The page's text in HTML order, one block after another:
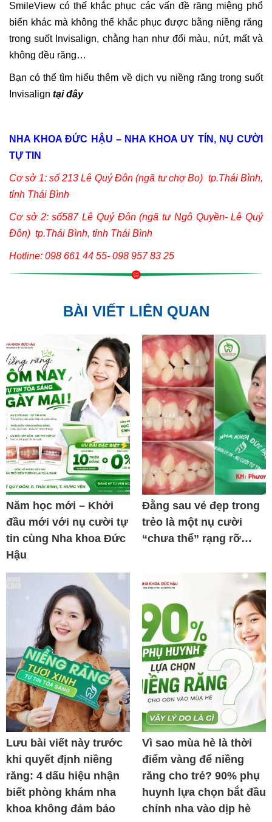
SmileView có thế khắc phục các vấn đề răng miệng phổ
biến khác mà không thể khắc phục được bằng niềng răng
trong suốt Invisalign, chằng hạn như đổi màu, nứt, mất và
không đều răng…
Bạn có thể tìm hiểu thêm về dịch vụ niềng răng trong suốt
Invisalign tại đây
NHA KHOA ĐỨC HẬU – NHA KHOA UY TÍN, NỤ CƯỜI
TỰ TIN
Cơ sở 1: số 213 Lê Quý Đôn (ngã tư chợ Bo) tp.Thái Bình,
tỉnh Thái Bình
Cơ sở 2: số587 Lê Quý Đôn (ngã tư Ngô Quyền- Lê Quý
Đôn) tp.Thái Bình, tỉnh Thái Bình
Hotline: 098 661 44 55- 098 957 83 25
BÀI VIẾT LIÊN QUAN
Năm học mới – Khởi
đầu mới với nụ cười tự
tin cùng Nha khoa Đức
Hậu
Đằng sau vẻ đẹp trong
trẻo là một nụ cười
“chưa thể” rạng rỡ…
Lưu bài viết này trước
khi quyết định niềng
răng: 4 dấu hiệu nhận
biết phòng khám nha
khoa không đảm bảo
Vì sao mùa hè là thời
điểm vàng để niềng
răng cho trẻ? 90% phụ
huynh lựa chọn bắt đầu
chỉnh nha vào dịp hè